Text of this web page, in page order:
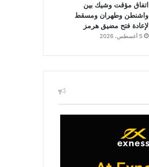
اتفاق مؤقت وشيك بين
واشنطن وطهران ومسقط
لإعادة فتح مضيق هرمز
5 أغسطس، 2026